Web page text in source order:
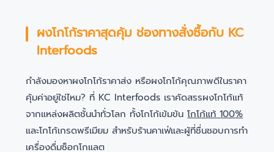
ผงโกโก้ราคาสุดคุ้ม ช่องทางสั่งซื้อกับ KC
Interfoods
กำลังมองหาผงโกโก้ราคาส่ง หรือผงโกโก้คุณภาพดีในราคา
คุ้มค่าอยู่ใช่ไหม? ที่ KC Interfoods เราคัดสรรผงโกโก้แท้
จากแหล่งผลิตชั้นนำทั่วโลก ทั้งโกโก้เข้มข้นโกโก้แท้ 100%
และโกโก้เกรดพรีเมียม สำหรับร้านคาเฟ่และผู้ที่ชื่นชอบการทำ
เครื่องดื่มช็อกโกแลต